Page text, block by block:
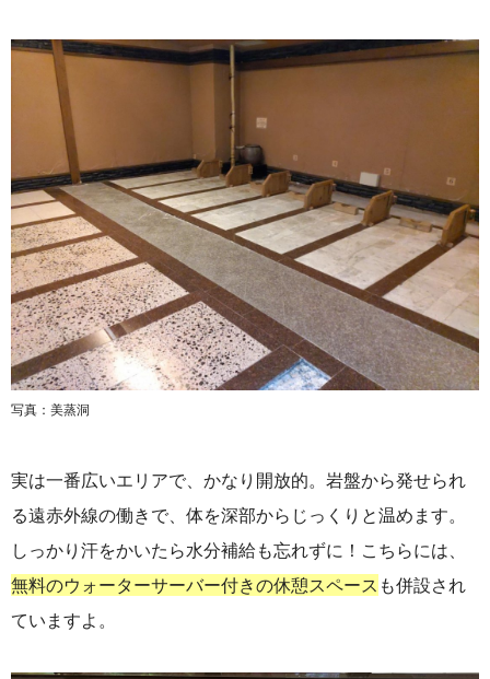
写真： 美蒸洞
実は一番広いエリアで、かなり開放的。岩盤から発せられ
る遠赤外線の働きで、体を深部からじっくりと温めます。
しっかり汗をかいたら水分補給も忘れずに！こちらには、
無料のウォーターサーバー付きの休憩スペース も併設され
ていますよ。